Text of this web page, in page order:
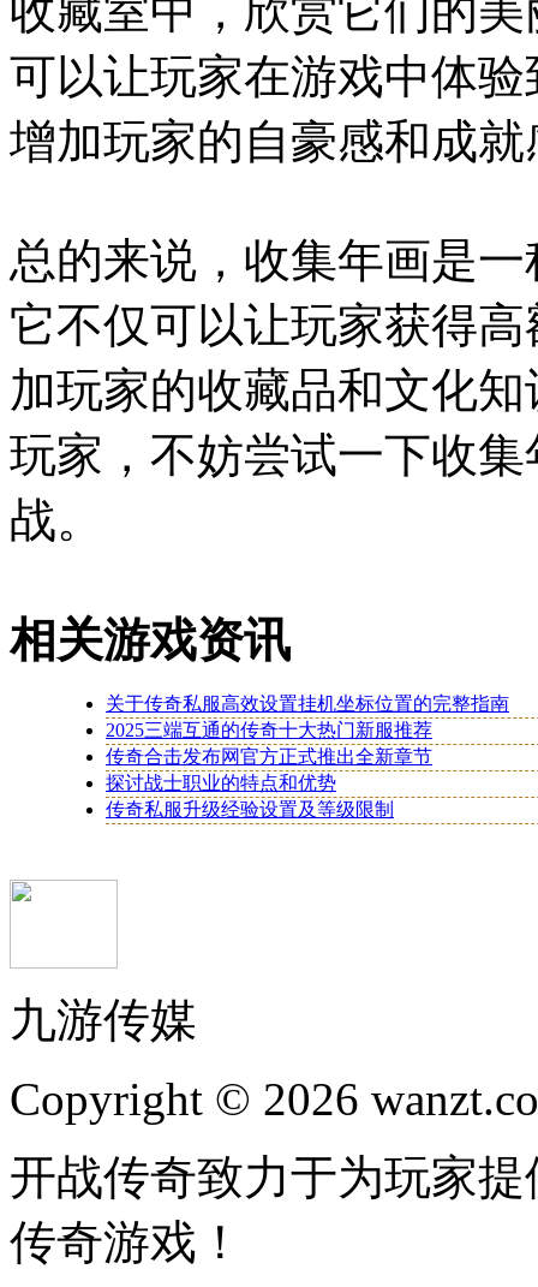
收藏室中，欣赏它们的
可以让玩家在游戏中体
增加玩家的自豪感和成就
总的来说，收集年画是
它不仅可以让玩家获得
加玩家的收藏品和文化
玩家，不妨尝试一下收
战。
相关游戏资讯
关于传奇私服高效设置挂机坐标位置的完整指南
2025三端互通的传奇十大热门新服推荐
传奇合击发布网官方正式推出全新章节
探讨战士职业的特点和优势
传奇私服升级经验设置及等级限制
九游传媒
Copyright © 2026
开战传奇致力于为玩家
传奇游戏！